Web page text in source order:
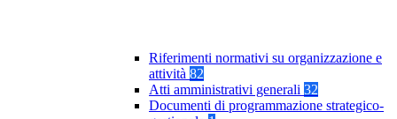
Riferimenti normativi su organizzazione e
attività 82
Atti amministrativi generali 32
Documenti di programmazione strategico-